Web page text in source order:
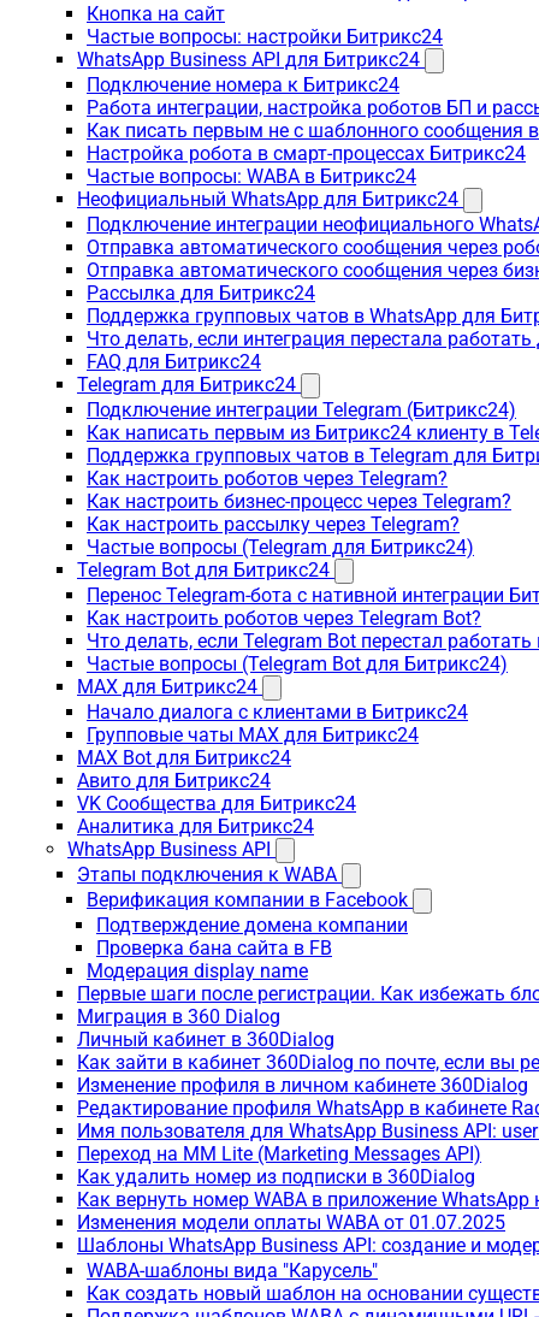
Кнопка на сайт
Частые вопросы: настройки Битрикс24
WhatsApp Business API для Битрикс24
Подключение номера к Битрикс24
Работа интеграции, настройка роботов БП и
Как писать первым не с шаблонного сообщения
Настройка робота в смарт-процессах Битрикс24
Частые вопросы: WABA в Битрикс24
Неофициальный WhatsApp для Битрикс24
Подключение интеграции неофициального
Отправка автоматического сообщения через
Отправка автоматического сообщения через
Рассылка для Битрикс24
Поддержка групповых чатов в WhatsApp для
Что делать, если интеграция перестала
FAQ для Битрикс24
Telegram для Битрикс24
Подключение интеграции Telegram (Битрикс24)
Как написать первым из Битрикс24 клиенту в
Поддержка групповых чатов в Telegram для
Как настроить роботов через Telegram?
Как настроить бизнес-процесс через Telegram?
Как настроить рассылку через Telegram?
Частые вопросы (Telegram для Битрикс24)
Telegram Bot для Битрикс24
Перенос Telegram-бота с нативной интеграции
Как настроить роботов через Telegram Bot?
Что делать, если Telegram Bot перестал
Частые вопросы (Telegram Bot для Битрикс24)
MAX для Битрикс24
Начало диалога с клиентами в Битрикс24
Групповые чаты MAX для Битрикс24
MAX Bot для Битрикс24
Авито для Битрикс24
VK Сообщества для Битрикс24
Аналитика для Битрикс24
WhatsApp Business API
Этапы подключения к WABA
Верификация компании в Facebook
Подтверждение домена компании
Проверка бана сайта в FB
Модерация display name
Первые шаги после регистрации. Как избежать
Миграция в 360 Dialog
Личный кабинет в 360Dialog
Как зайти в кабинет 360Dialog по почте, если вы
Изменение профиля в личном кабинете 360Dialog
Редактирование профиля WhatsApp в кабинете
Имя пользователя для WhatsApp Business API:
Переход на MM Lite (Marketing Messages API)
Как удалить номер из подписки в 360Dialog
Как вернуть номер WABA в приложение WhatsApp
Изменения модели оплаты WABA от 01.07.2025
Шаблоны WhatsApp Business API: создание и
WABA-шаблоны вида "Карусель"
Как создать новый шаблон на основании